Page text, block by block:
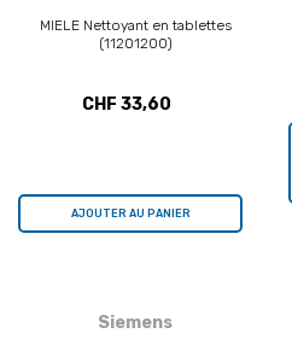
MIELE Nettoyant en tablettes
(11201200)
CHF 33,60
AJOUTER AU PANIER
Siemens